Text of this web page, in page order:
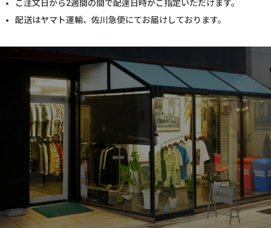
ご注文日から2週間の間で配達日時がご指定いただけます。
配送はヤマト運輸、佐川急便にてお届けしております。